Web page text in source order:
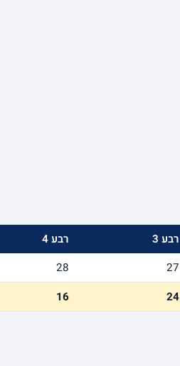
רבע 3 רבע 4
27
28
24
16